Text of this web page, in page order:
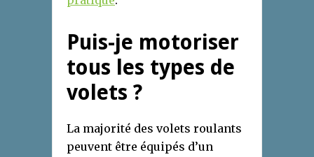
Puis-je motoriser
tous les types de
volets ?
La majorité des volets roulants
peuvent être équipés d’un